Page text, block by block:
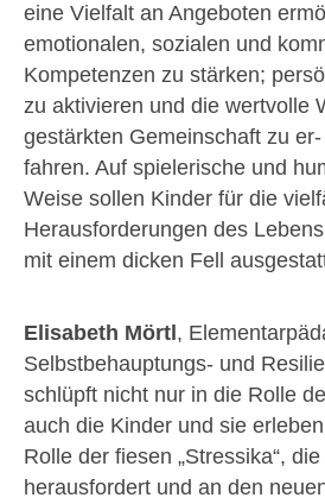
eine Vielfalt an Angeboten
emotionalen, sozialen und
Kompetenzen zu stärken;
zu aktivieren und die wertvolle
gestärkten Gemeinschaft zu er-
fahren. Auf spielerische und
Weise sollen Kinder für die
Herausforderungen des
mit einem dicken Fell
Elisabeth Mörtl,
Selbstbehauptungs- und
schlüpft nicht nur in die Rolle
auch die Kinder und sie
Rolle der fiesen „Stressika“,
herausfordert und an den